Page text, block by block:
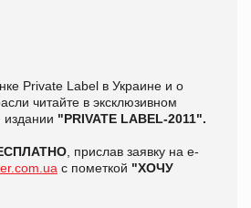
Private Label в Украине и о
читайте в эксклюзивном
"PRIVATE LABEL-2011".
, прислав заявку на e-
с пометкой "ХОЧУ